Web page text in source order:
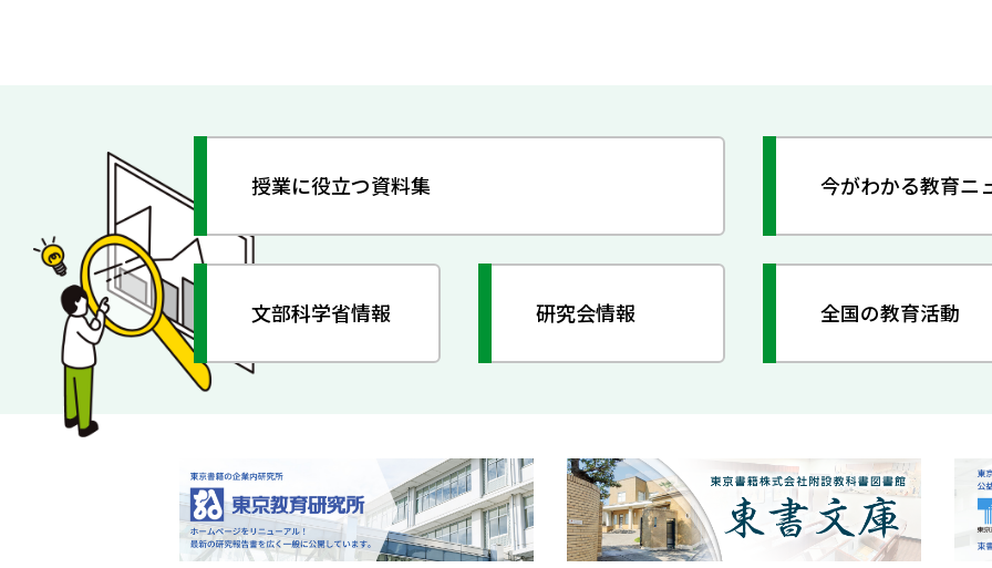
授業に役立つ資料集 今がわかる教育ニ
文部科学省情報 研究会情報 全国の教育活動